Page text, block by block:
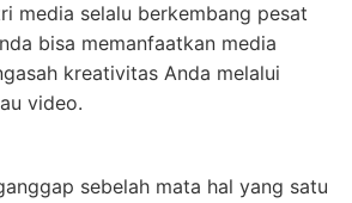
media selalu berkembang pesat
bisa memanfaatkan media
kreativitas Anda melalui
video.
sebelah mata hal yang satu